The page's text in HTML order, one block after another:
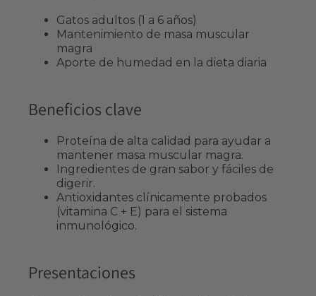
Gatos adultos (1 a 6 años)
Mantenimiento de masa muscular
magra
Aporte de humedad en la dieta diaria
Beneficios clave
Proteína de alta calidad para ayudar a
mantener masa muscular magra.
Ingredientes de gran sabor y fáciles de
digerir.
Antioxidantes clínicamente probados
(vitamina C + E) para el sistema
inmunológico.
Presentaciones